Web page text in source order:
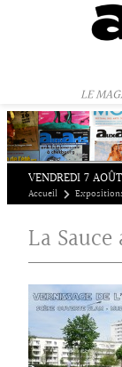
LE
VENDREDI 7
Accueil
La
Panneau de